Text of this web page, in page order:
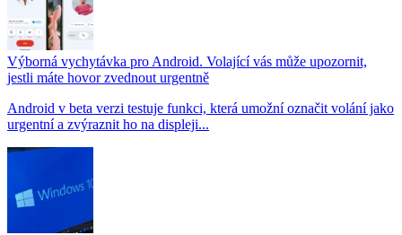
Výborná vychytávka pro Android. Volající vás může upozornit,
jestli máte hovor zvednout urgentně
Android v beta verzi testuje funkci, která umožní označit volání jako
urgentní a zvýraznit ho na displeji...